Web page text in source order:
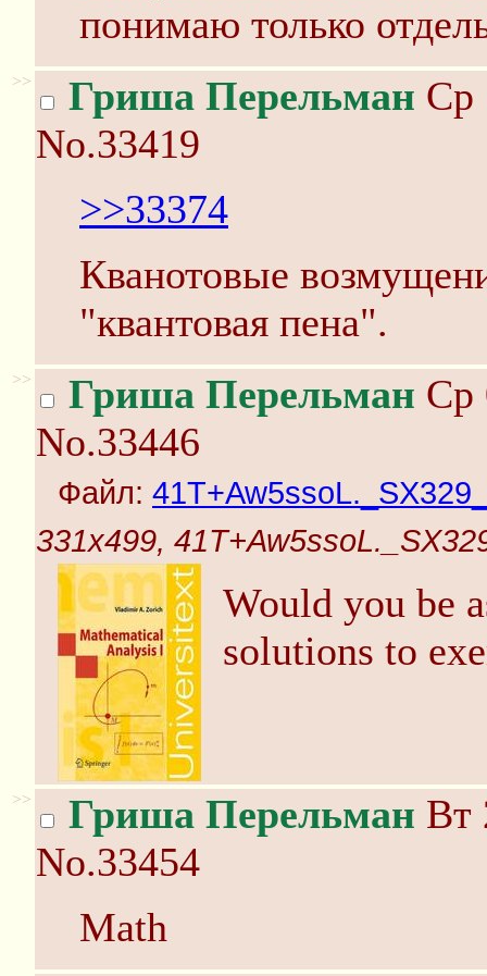
понимаю только
>> Гриша Перельман Ср
No.33419
>>33374
Кванотовые
"квантовая пена".
>> Гриша Перельман Ср
No.33446
Файл:
331x499,
Would you be
solutions to
>> Гриша Перельман Вт
No.33454
Math